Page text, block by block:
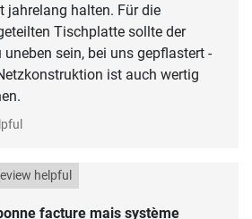
jahrelang halten. Für die
Tischplatte sollte der
sein, bei uns gepflastert -
ist auch wertig
facture mais système
helpful